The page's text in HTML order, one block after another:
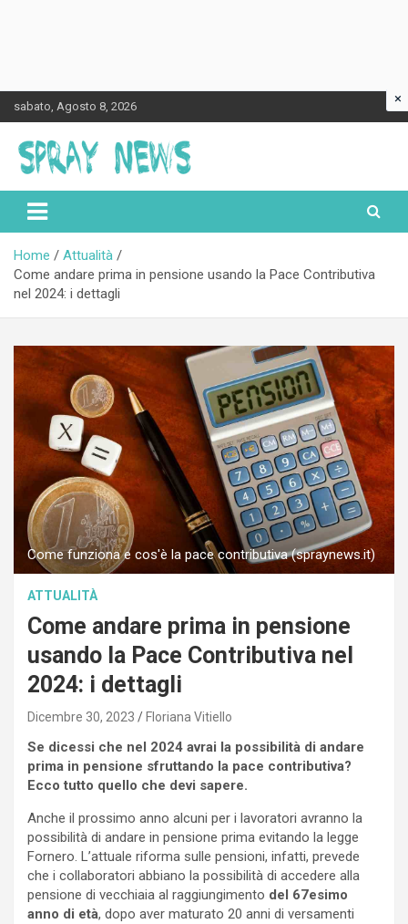
to
content
sabato, Agosto 8, 2026
Spraynews.it
Home
Attualità
Come andare prima in pensione usando la Pace Contributiva
nel 2024: i dettagli
Come funziona e cos'è la pace contributiva (spraynews.it)
ATTUALITÀ
Come andare prima in pensione
usando la Pace Contributiva nel
2024: i dettagli
Dicembre 30, 2023 Floriana Vitiello
Se dicessi che nel 2024 avrai la possibilità di andare
prima in pensione sfruttando la pace contributiva?
Ecco tutto quello che devi sapere.
Anche il prossimo anno alcuni per i lavoratori avranno la
possibilità di andare in pensione prima evitando la legge
Fornero. L’attuale riforma sulle pensioni, infatti, prevede
che i collaboratori abbiano la possibilità di accedere alla
pensione di vecchiaia al raggiungimento del 67esimo
anno di età, dopo aver maturato 20 anni di versamenti
×